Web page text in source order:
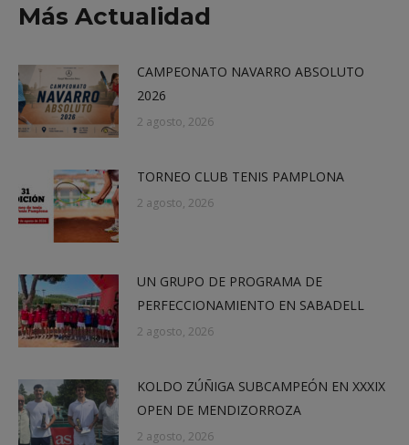
Más Actualidad
CAMPEONATO NAVARRO ABSOLUTO
2026
2 agosto, 2026
TORNEO CLUB TENIS PAMPLONA
2 agosto, 2026
UN GRUPO DE PROGRAMA DE
PERFECCIONAMIENTO EN SABADELL
2 agosto, 2026
KOLDO ZÚÑIGA SUBCAMPEÓN EN XXXIX
OPEN DE MENDIZORROZA
2 agosto, 2026